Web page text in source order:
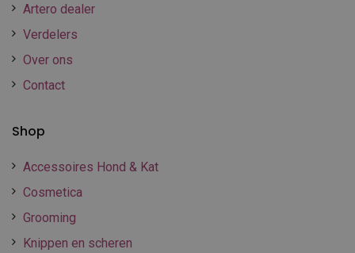
Artero dealer
Verdelers
Over ons
Contact
Shop
Accessoires Hond & Kat
Cosmetica
Grooming
Knippen en scheren